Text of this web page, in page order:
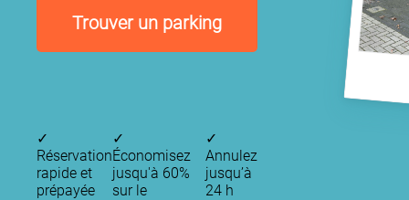
Trouver un parking
✓
Réservation
rapide et
prépayée
✓
Économisez
jusqu'à 60%
sur le
✓
Annulez
jusqu’à
24 h